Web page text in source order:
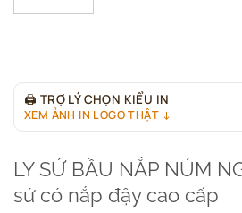
🖨 TRỢ LÝ CHỌN KIỂU IN
XEM ẢNH IN LOGO THẬT ↓
LY SỨ BẦU NẮP NÚM
sứ có nắp đậy cao cấp